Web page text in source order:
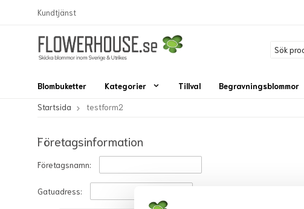
Kundtjänst
Blombuketter Kategorier Tillval Begravningsblommor
Startsida testform2
Företagsinformation
Företagsnamn:
Gatuadress: